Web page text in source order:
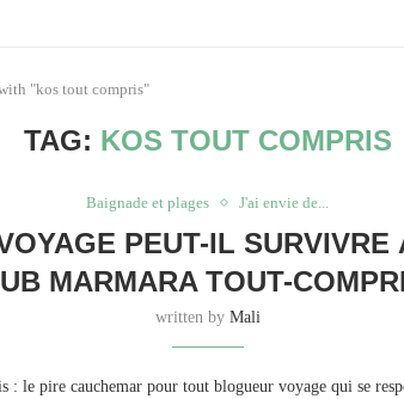
"kos tout compris"
TAG: KOS TOUT COMPRIS
Baignade et plages J'ai envie de...
PEUT-IL SURVIVRE
MARMARA TOUT-
written by Mali
: le pire cauchemar pour tout blogueur voyage qui se